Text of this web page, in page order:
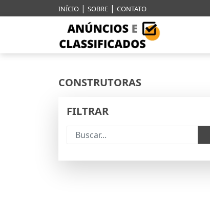
INÍCIO | SOBRE | CONTATO
CONSTRUTORAS
FILTRAR